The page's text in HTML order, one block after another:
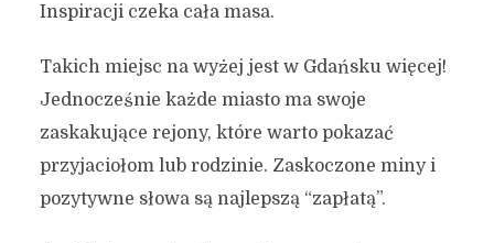
Inspiracji czeka cała masa.
Takich miejsc na wyżej jest w Gdańsku więcej!
Jednocześnie każde miasto ma swoje
zaskakujące rejony, które warto pokazać
przyjaciołom lub rodzinie. Zaskoczone miny i
pozytywne słowa są najlepszą “zapłatą”.